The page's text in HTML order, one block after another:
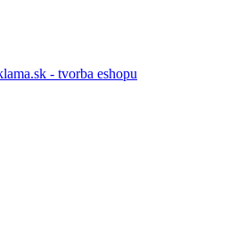
- tvorba eshopu